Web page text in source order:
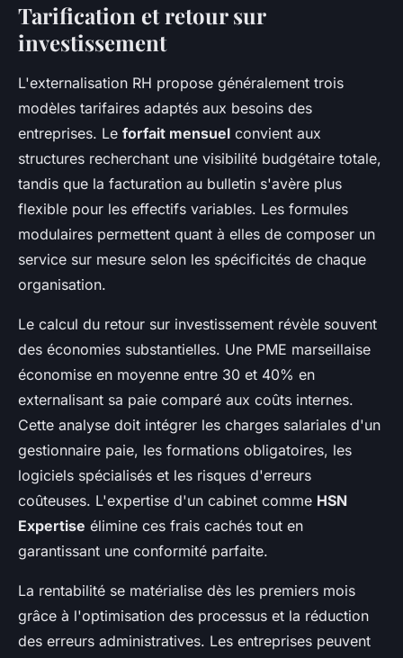
Tarification et retour sur
investissement
L'externalisation RH propose généralement trois
modèles tarifaires adaptés aux besoins des
entreprises. Le forfait mensuel convient aux
structures recherchant une visibilité budgétaire totale,
tandis que la facturation au bulletin s'avère plus
flexible pour les effectifs variables. Les formules
modulaires permettent quant à elles de composer un
service sur mesure selon les spécificités de chaque
organisation.
Le calcul du retour sur investissement révèle souvent
des économies substantielles. Une PME marseillaise
économise en moyenne entre 30 et 40% en
externalisant sa paie comparé aux coûts internes.
Cette analyse doit intégrer les charges salariales d'un
gestionnaire paie, les formations obligatoires, les
logiciels spécialisés et les risques d'erreurs
coûteuses. L'expertise d'un cabinet comme HSN
Expertise élimine ces frais cachés tout en
garantissant une conformité parfaite.
La rentabilité se matérialise dès les premiers mois
grâce à l'optimisation des processus et la réduction
des erreurs administratives. Les entreprises peuvent